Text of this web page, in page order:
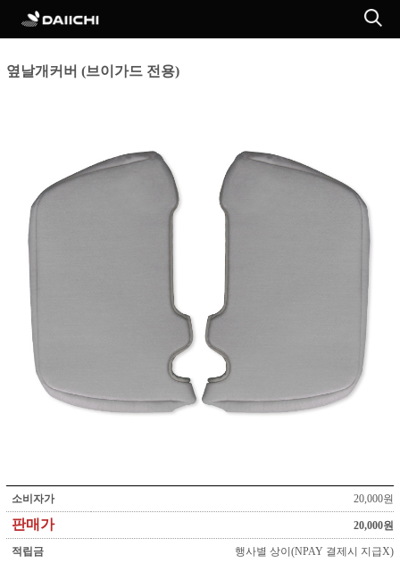
옆날개커버 (브이가드 전용)
소비자가 20,000원
판매가 20,000원
적립금 행사별 상이(NPAY 결제시 지급X)